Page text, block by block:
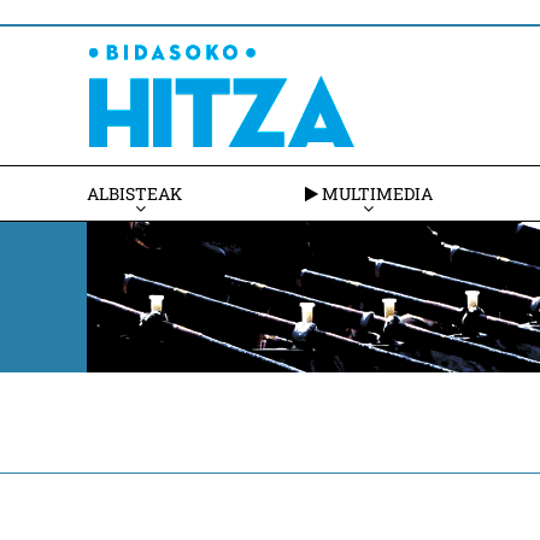
ALBISTEAK MULTIMEDIA